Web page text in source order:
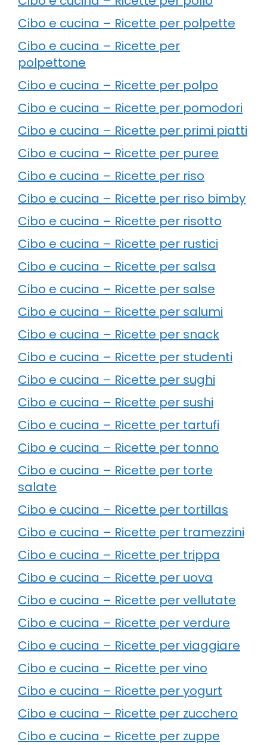
Cibo e cucina – Ricette per polpette
Cibo e cucina – Ricette per
polpettone
Cibo e cucina – Ricette per polpo
Cibo e cucina – Ricette per pomodori
Cibo e cucina – Ricette per primi piatti
Cibo e cucina – Ricette per puree
Cibo e cucina – Ricette per riso
Cibo e cucina – Ricette per riso bimby
Cibo e cucina – Ricette per risotto
Cibo e cucina – Ricette per rustici
Cibo e cucina – Ricette per salsa
Cibo e cucina – Ricette per salse
Cibo e cucina – Ricette per salumi
Cibo e cucina – Ricette per snack
Cibo e cucina – Ricette per studenti
Cibo e cucina – Ricette per sughi
Cibo e cucina – Ricette per sushi
Cibo e cucina – Ricette per tartufi
Cibo e cucina – Ricette per tonno
Cibo e cucina – Ricette per torte
salate
Cibo e cucina – Ricette per tortillas
Cibo e cucina – Ricette per tramezzini
Cibo e cucina – Ricette per trippa
Cibo e cucina – Ricette per uova
Cibo e cucina – Ricette per vellutate
Cibo e cucina – Ricette per verdure
Cibo e cucina – Ricette per viaggiare
Cibo e cucina – Ricette per vino
Cibo e cucina – Ricette per yogurt
Cibo e cucina – Ricette per zucchero
Cibo e cucina – Ricette per zuppe